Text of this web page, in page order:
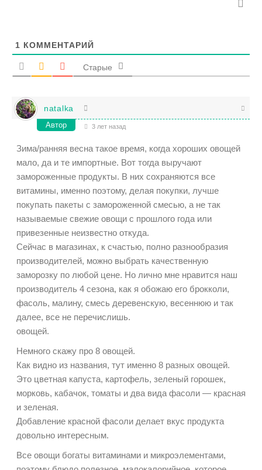
1 КОММЕНТАРИЙ
Старые
natalka
Автор 3 лет назад
Зима/ранняя весна такое время, когда хороших овощей
мало, да и те импортные. Вот тогда выручают
замороженные продукты. В них сохраняются все
витамины, именно поэтому, делая покупки, лучше
покупать пакеты с замороженной смесью, а не так
называемые свежие овощи с прошлого года или
привезенные неизвестно откуда.
Сейчас в магазинах, к счастью, полно разнообразия
производителей, можно выбрать качественную
заморозку по любой цене. Но лично мне нравится наш
производитель 4 сезона, как я обожаю его брокколи,
фасоль, малину, смесь деревенскую, весеннюю и так
далее, все не перечислишь.
овощей.
Немного скажу про 8 овощей.
Как видно из названия, тут именно 8 разных овощей.
Это цветная капуста, картофель, зеленый горошек,
морковь, кабачок, томаты и два вида фасоли — красная
и зеленая.
Добавление красной фасоли делает вкус продукта
довольно интересным.
Все овощи богаты витаминами и микроэлементами,